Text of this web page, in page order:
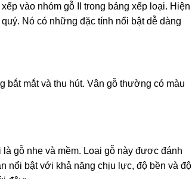
vào nhóm gỗ II trong bảng xếp loại. Hiện
Nó có những đặc tính nổi bật dễ dàng
bắt mắt và thu hút. Vân gỗ thường có màu
gỗ nhẹ và mềm. Loại gỗ này được đánh
nổi bật với khả năng chịu lực, độ bền và độ